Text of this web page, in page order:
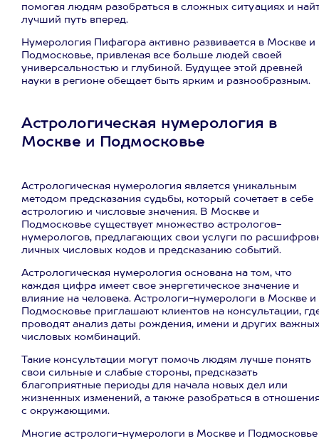
помогая людям разобраться в сложных ситуациях и
лучший путь вперед.
Нумерология Пифагора активно развивается в Москве и
Подмосковье, привлекая все больше людей своей
универсальностью и глубиной. Будущее этой древней
науки в регионе обещает быть ярким и разнообразным.
Астрологическая нумерология в
Москве и Подмосковье
Астрологическая нумерология является уникальным
методом предсказания судьбы, который сочетает в себе
астрологию и числовые значения. В Москве и
Подмосковье существует множество астрологов-
нумерологов, предлагающих свои услуги по
личных числовых кодов и предсказанию событий.
Астрологическая нумерология основана на том, что
каждая цифра имеет свое энергетическое значение и
влияние на человека. Астрологи-нумерологи в Москве и
Подмосковье приглашают клиентов на консультации,
проводят анализ даты рождения, имени и других
числовых комбинаций.
Такие консультации могут помочь людям лучше понять
свои сильные и слабые стороны, предсказать
благоприятные периоды для начала новых дел или
жизненных изменений, а также разобраться в
с окружающими.
Многие астрологи-нумерологи в Москве и Подмосковье